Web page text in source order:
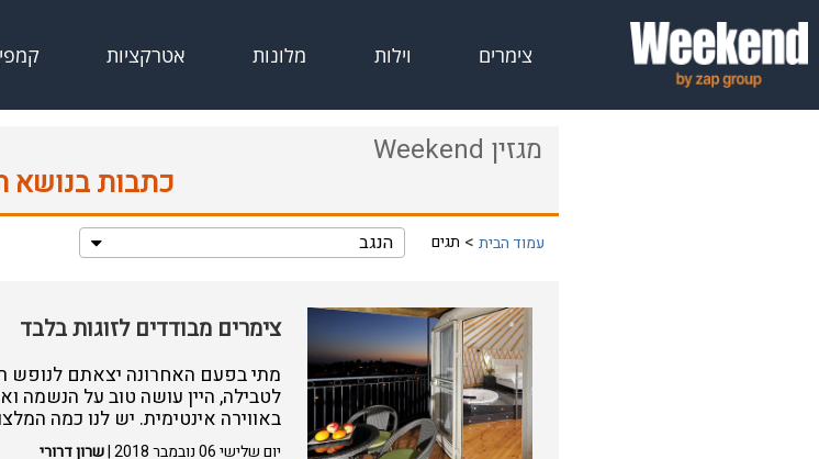
צימרים וילות מלונות אטרקציות
מגזין Weekend
כתבות בנושא
עמוד הבית תגים הנגב
צימרים מבודדים לזוגות בלבד
מתי בפעם האחרונה יצאתם לנופש
לטבילה, היין עושה טוב על הנשמה
באווירה אינטימית. יש לנו כמה
יום שלישי 06 נובמבר 2018 | שרון דרורי